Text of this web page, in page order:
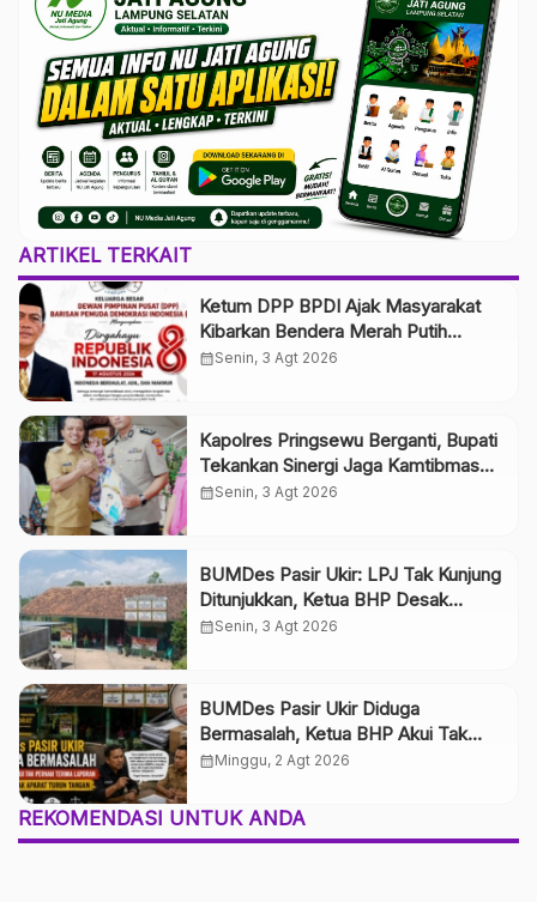
ARTIKEL TERKAIT
Ketum DPP BPDI Ajak Masyarakat
Kibarkan Bendera Merah Putih
Selama Agustus, Wujudkan
calendar_monthSenin, 3 Agt 2026
Kapolres Pringsewu Berganti, Bupati
Tekankan Sinergi Jaga Kamtibmas
dan Pelayanan Publik
calendar_monthSenin, 3 Agt 2026
BUMDes Pasir Ukir: LPJ Tak Kunjung
Ditunjukkan, Ketua BHP Desak
Transparansi Pengelolaan BUMDes
calendar_monthSenin, 3 Agt 2026
BUMDes Pasir Ukir Diduga
Bermasalah, Ketua BHP Akui Tak
Pernah Terima Laporan, Publik Desak
calendar_monthMinggu, 2 Agt 2026
REKOMENDASI UNTUK ANDA